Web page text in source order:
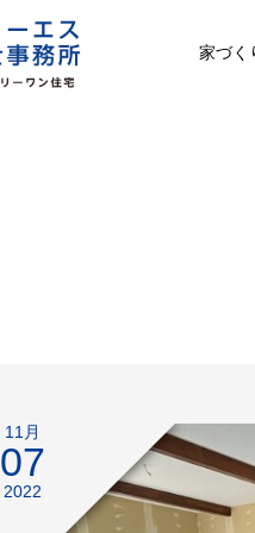
家づく
11月
07
2022